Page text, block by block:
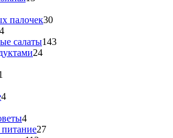
палочек30
салаты143
24
4
4
питание27